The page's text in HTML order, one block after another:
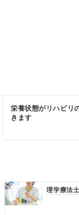
栄養状態がリハビリ
きます
理学療法